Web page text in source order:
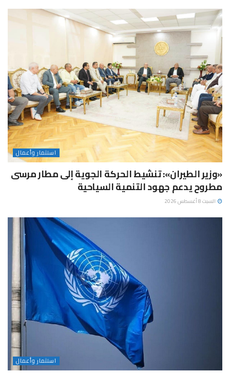
استثمار وأعمال
«وزير الطيران»: تنشيط الحركة الجوية إلى مطار مرسى
مطروح يدعم جهود التنمية السياحية
السبت 8 أغسطس 2026
استثمار وأعمال